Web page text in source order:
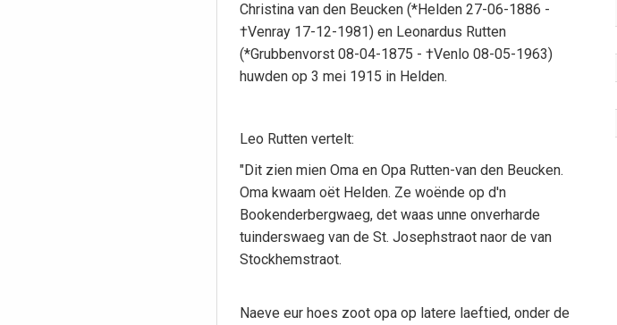
Christina van den Beucken (*Helden 27-06-1886 -
†Venray 17-12-1981) en Leonardus Rutten
(*Grubbenvorst 08-04-1875 - †Venlo 08-05-1963)
huwden op 3 mei 1915 in Helden.
Leo Rutten vertelt:
"Dit zien mien Oma en Opa Rutten-van den Beucken.
Oma kwaam oët Helden. Ze woënde op d'n
Bookenderbergwaeg, det waas unne onverharde
tuinderswaeg van de St. Josephstraot naor de van
Stockhemstraot.
Naeve eur hoes zoot opa op latere laeftied, onder de